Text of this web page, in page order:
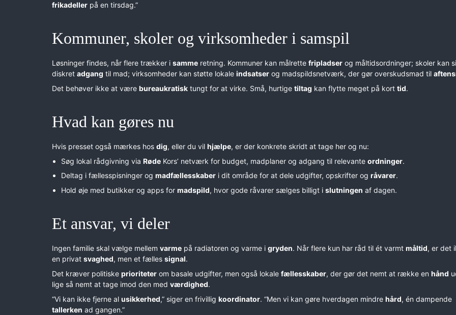
frikadeller på en tirsdag.”
Kommuner, skoler og virksomheder i samspil
Løsninger findes, når flere trækker i samme retning. Kommuner kan målrette fripladser og måltidsordninger; skoler kan
diskret adgang til mad; virksomheder kan støtte lokale indsatser og madspildsnetværk, der gør overskudsmad til
Det behøver ikke at være bureaukratisk tungt for at virke. Små, hurtige tiltag kan flytte meget på kort tid.
Hvad kan gøres nu
Hvis presset også mærkes hos dig, eller du vil hjælpe, er der konkrete skridt at tage her og nu:
Søg lokal rådgivning via RødeKors’ netværk for budget, madplaner og adgang til relevante ordninger.
Deltag i fællesspisninger og madfællesskaberi dit område for at dele udgifter, opskrifter og råvarer.
Hold øje med butikker og apps for madspild, hvor gode råvarer sælges billigt i slutningen af dagen.
Et ansvar, vi deler
Ingen familie skal vælge mellem varme på radiatoren og varme i gryden. Når flere kun har råd til ét varmt måltid, er det
en privat svaghed, men et fælles signal.
Det kræver politiske prioriteter om basale udgifter, men også lokale fællesskaber, der gør det nemt at række en hånd
lige så nemt at tage imod den med værdighed.
“Vi kan ikke fjerne al usikkerhed,” siger en frivillig koordinator. “Men vi kan gøre hverdagen mindre hård, én dampende
tallerken ad gangen.”